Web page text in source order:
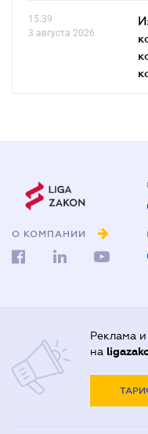
15.39
3 августа 2026
О КОМПАНИИ
Реклама и
на